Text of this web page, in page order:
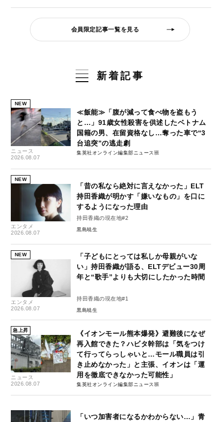
会員限定記事一覧を見る
新着記事
NEW
ニュース
2026.08.07
≪飯能≫「腹が減って食べ物を盗もう
と…」91歳女性殺害を供述したベトナム
国籍の男、在留資格なし…奪った車で“3
台追突”の逃走劇
集英社オンライン編集部ニュース班
NEW
エンタメ
2026.08.07
「昔の私なら絶対に言えなかった」ELT
持田香織が明かす「嫌いなもの」を口に
するようになった理由
持田香織の現在地#2
黒島暁生
NEW
エンタメ
2026.08.07
「子どもにとっては私しか母親がいな
い」持田香織が語る、ELTデビュー30周
年と“歌手”よりも大切にしたかった時間
持田香織の現在地#1
黒島暁生
急上昇
ニュース
2026.08.07
《イオンモール熊本爆発》避難後になぜ
再入館できた？ハビタ幹部は「気をつけ
て行ってらっしゃいと…モール職員は引
き止めなかった」と主張、イオンは「運
用を徹底できなかった可能性」
集英社オンライン編集部ニュース班
「いつ加害者になるかわからない…」青